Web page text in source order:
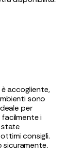
accogliente,
sono
per
i
state
consigli.
sicuramente.